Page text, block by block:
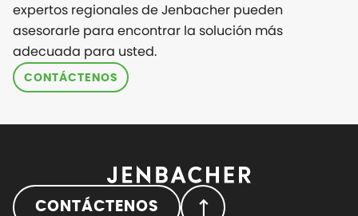
expertos regionales de Jenbacher pueden
asesorarle para encontrar la solución más
adecuada para usted.
CONTÁCTENOS
CONTÁCTENOS